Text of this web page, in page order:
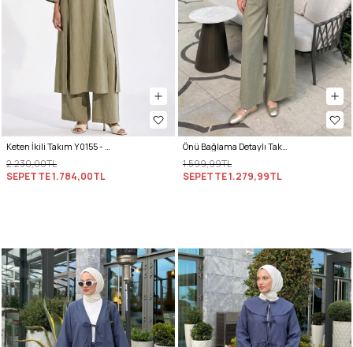
Keten İkili Takım Y0155 - AÇIK HAKİ
2.230,00TL
SEPETTE1.784,00TL
Önü Bağlama Detaylı Takım Y0143 - HAKİ
1.599,99TL
SEPETTE1.279,99TL